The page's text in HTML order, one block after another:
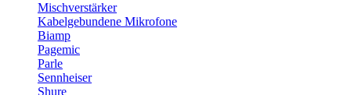
Mischverstärker
Kabelgebundene Mikrofone
Biamp
Pagemic
Parle
Sennheiser
Shure